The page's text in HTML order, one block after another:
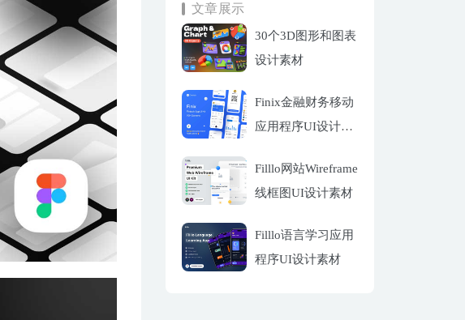
文章展示
30个3D图形和图表
设计素材
Finix金融财务移动
应用程序UI设计套
Filllo网站Wireframe
线框图UI设计素材
Filllo语言学习应用
程序UI设计素材